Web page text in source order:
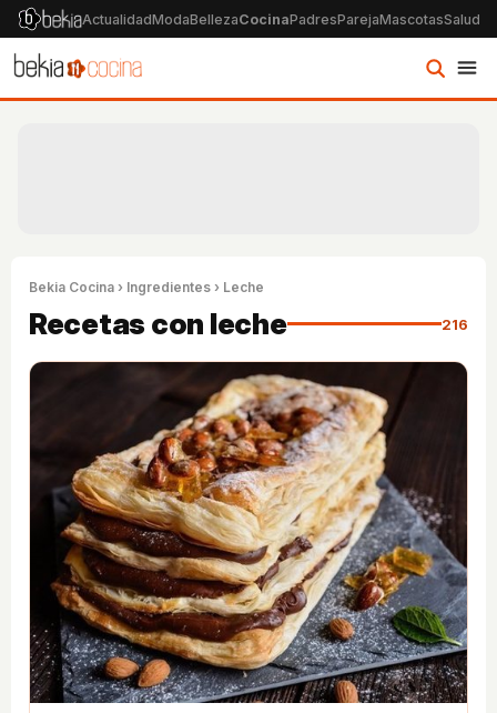
ActualidadModaBellezaCocinaPadresParejaMascotasSalud
Bekia Cocina › Ingredientes › Leche
Recetas con leche 216